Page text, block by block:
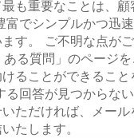
も重要なことは、
富でシンプルかつ迅
す。 ご不明な点がご
る質問」のページを
ることができること
る回答が見つからな
ただければ、メー
たします。